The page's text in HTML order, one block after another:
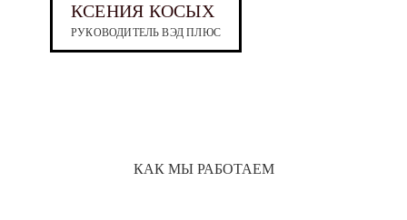
КСЕНИЯ КОСЫХ
РУКОВОДИТЕЛЬ ВЭД ПЛЮС
КАК МЫ РАБОТАЕМ